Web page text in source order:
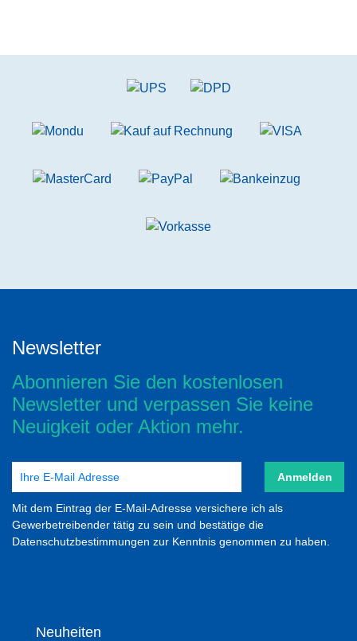
Newsletter
Abonnieren Sie den kostenlosen
Newsletter und verpassen Sie keine
Neuigkeit oder Aktion mehr.
Anmelden
Mit dem Eintrag der E-Mail-Adresse versichere ich als
Gewerbetreibender tätig zu sein und bestätige die
Datenschutzbestimmungen zur Kenntnis genommen zu haben.
Neuheiten